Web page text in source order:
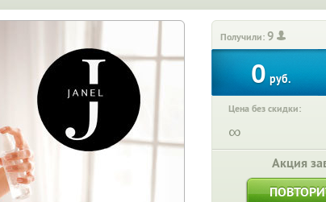
Получили:9
0 руб.
Цена без скидки:
∞
Акция